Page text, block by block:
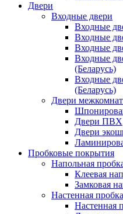
Двери
Входные двери
Входные
Входные
Входные
Входные
(Беларусь)
Входные
(Беларусь)
Двери
Двери ПВХ
Двери
Пробковые покрытия
Напольная
Клеевая
Замковая
Настенная пробка
Настенная